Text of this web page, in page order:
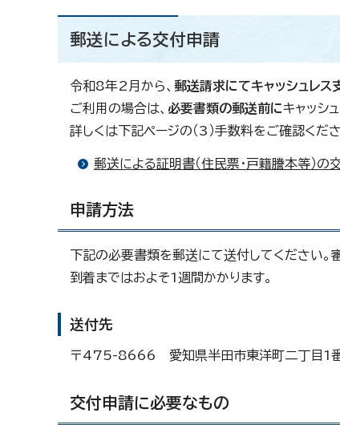
郵送による交付申請
令和8年2月から、 郵送請求にてキャッシュレス
ご利用の場合は、 必要書類の郵送前にキャッシ
詳しくは下記ページの（3）手数料をご確認くださ
郵送による証明書（住民票・戸籍謄本等）の
申請方法
下記の必要書類を郵送にて送付してください。
到着まではおよそ1週間かかります。
送付先
〒475-8666 愛知県半田市東洋町二丁目1
交付申請に必要なもの